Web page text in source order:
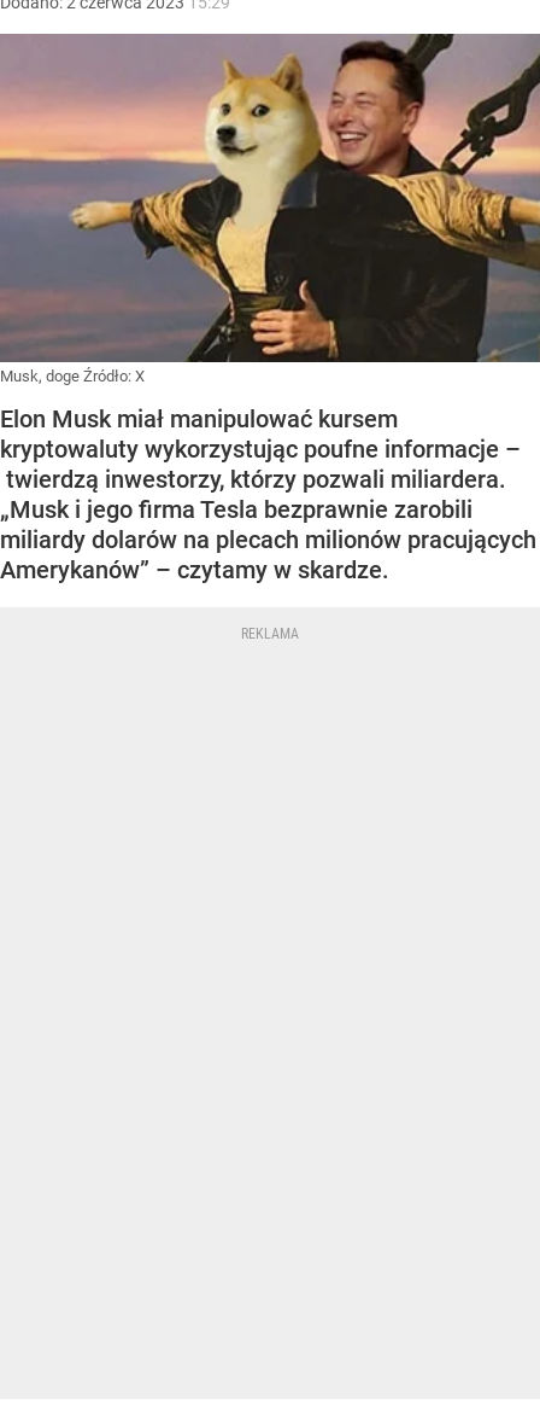
Musk, doge Źródło: X
Elon Musk miał manipulować kursem
kryptowaluty wykorzystując poufne informacje –
twierdzą inwestorzy, którzy pozwali miliardera.
„Musk i jego firma Tesla bezprawnie zarobili
miliardy dolarów na plecach milionów pracujących
Amerykanów” – czytamy w skardze.